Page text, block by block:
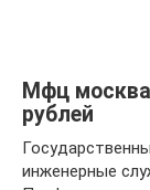
Мфц
рублей
инженерные